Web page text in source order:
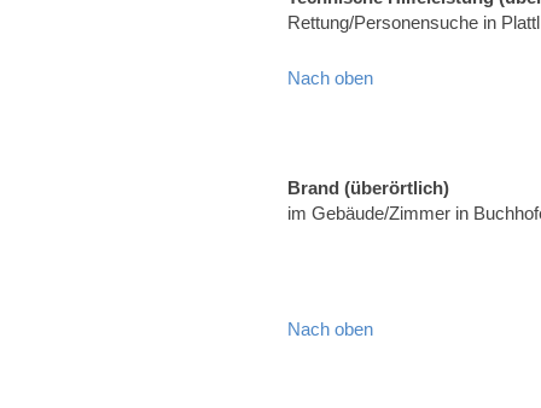
Rettung/Personensuche in
Nach oben
Brand (überörtlich)
im Gebäude/Zimmer in
Nach oben